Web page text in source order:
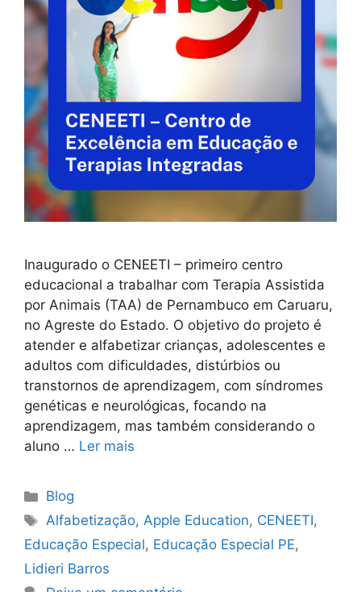
Inaugurado o CENEETI – primeiro centro
educacional a trabalhar com Terapia Assistida
por Animais (TAA) de Pernambuco em Caruaru,
no Agreste do Estado. O objetivo do projeto é
atender e alfabetizar crianças, adolescentes e
adultos com dificuldades, distúrbios ou
transtornos de aprendizagem, com síndromes
genéticas e neurológicas, focando na
aprendizagem, mas também considerando o
aluno … Ler mais
Blog
Alfabetização,Apple Education, CENEETI,
Educação Especial, Educação Especial PE,
Lidieri Barros